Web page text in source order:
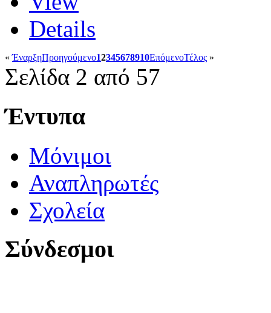
Details
«ΈναρξηΠροηγούμενο12345678910ΕπόμενοΤέλος »
Σελίδα 2 από 57
Έντυπα
Μόνιμοι
Αναπληρωτές
Σχολεία
Σύνδεσμοι